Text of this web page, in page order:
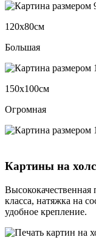
120х80см
Большая
150х100см
Огромная
Картины на
Высококачественная
класса, натяжка на
удобное крепление.